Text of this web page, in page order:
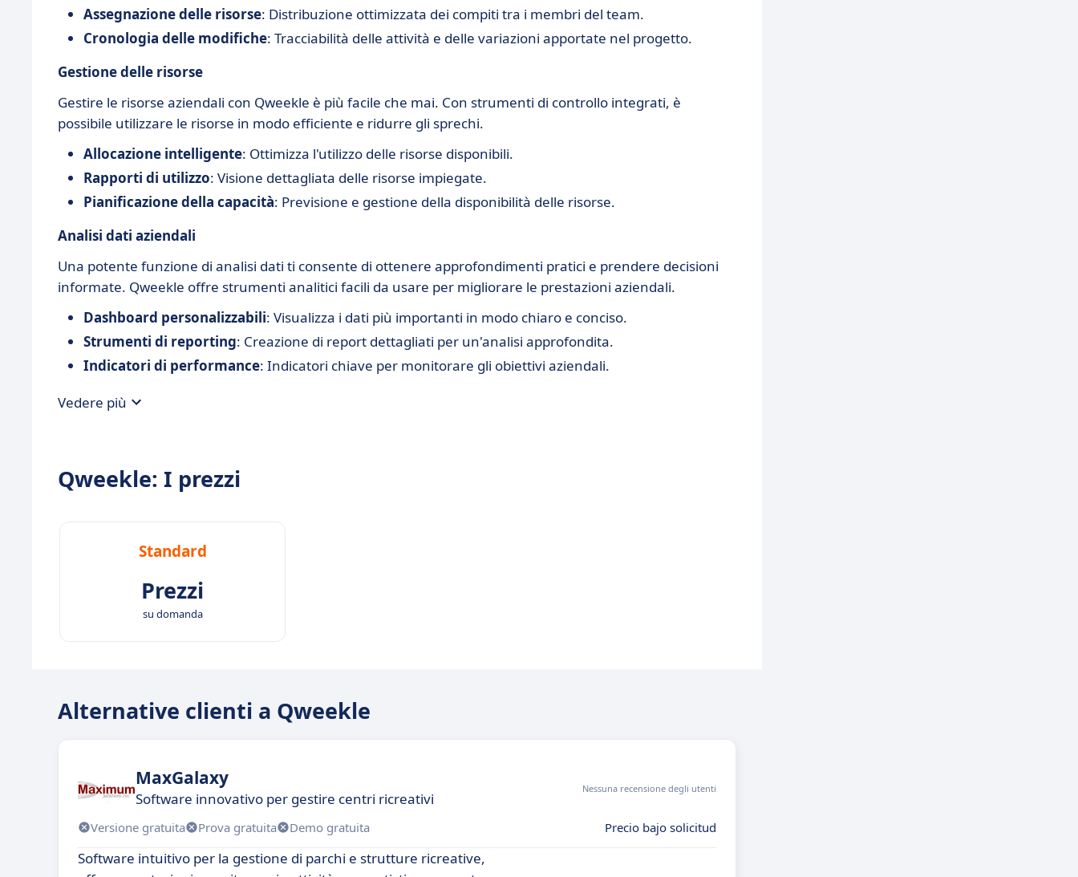
Assegnazione delle risorse: Distribuzione ottimizzata dei compiti tra i membri del team.
Cronologia delle modifiche: Tracciabilità delle attività e delle variazioni apportate nel progetto.
Gestione delle risorse
Gestire le risorse aziendali con Qweekle è più facile che mai. Con strumenti di controllo integrati, è
possibile utilizzare le risorse in modo efficiente e ridurre gli sprechi.
Allocazione intelligente: Ottimizza l'utilizzo delle risorse disponibili.
Rapporti di utilizzo: Visione dettagliata delle risorse impiegate.
Pianificazione della capacità: Previsione e gestione della disponibilità delle risorse.
Analisi dati aziendali
Una potente funzione di analisi dati ti consente di ottenere approfondimenti pratici e prendere decisioni
informate. Qweekle offre strumenti analitici facili da usare per migliorare le prestazioni aziendali.
Dashboard personalizzabili: Visualizza i dati più importanti in modo chiaro e conciso.
Strumenti di reporting: Creazione di report dettagliati per un'analisi approfondita.
Indicatori di performance: Indicatori chiave per monitorare gli obiettivi aziendali.
Vedere più
Qweekle: I prezzi
Standard
Prezzi
su domanda
Alternative clienti a Qweekle
MaxGalaxy
Software innovativo per gestire centri ricreativi
Nessuna recensione degli utenti
Versione gratuita Prova gratuita Demo gratuita Precio bajo solicitud
Software intuitivo per la gestione di parchi e strutture ricreative,